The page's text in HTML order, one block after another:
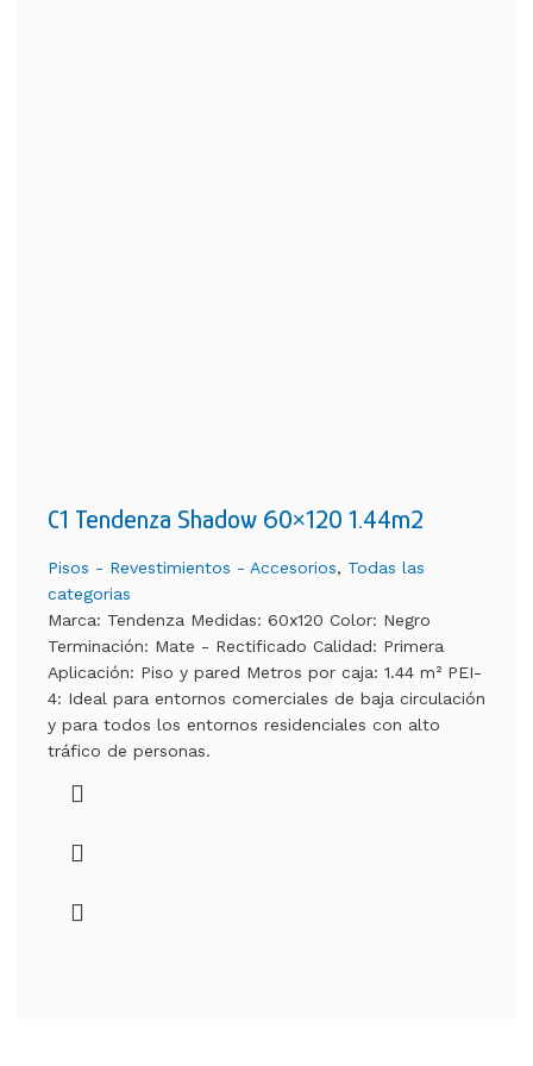
C1 Tendenza Shadow 60×120 1.44m2
Pisos - Revestimientos - Accesorios, Todas las
categorias
Marca: Tendenza Medidas: 60x120 Color: Negro
Terminación: Mate - Rectificado Calidad: Primera
Aplicación: Piso y pared Metros por caja: 1.44 m² PEI-
4: Ideal para entornos comerciales de baja circulación
y para todos los entornos residenciales con alto
tráfico de personas.